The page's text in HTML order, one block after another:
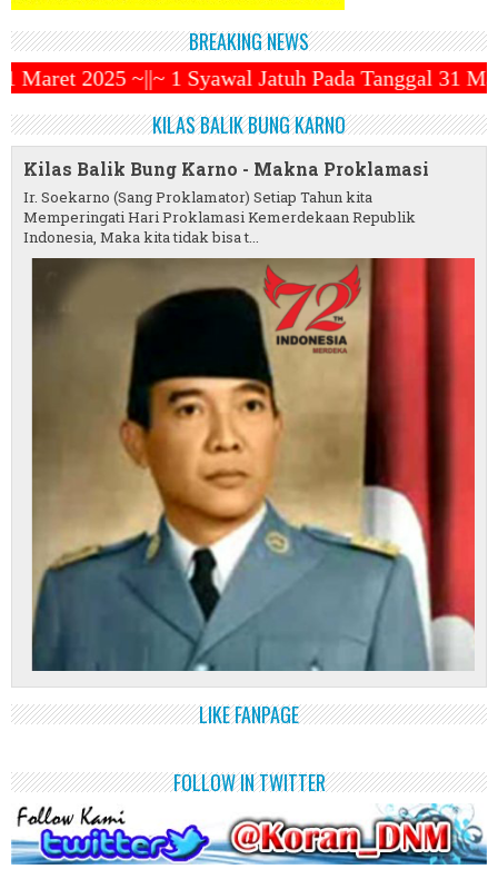
BREAKING NEWS
Jatuh Pada Tanggal 31 Maret 2025 ~||~
KILAS BALIK BUNG KARNO
Kilas Balik Bung Karno - Makna Proklamasi
Ir. Soekarno (Sang Proklamator) Setiap Tahun kita
Memperingati Hari Proklamasi Kemerdekaan Republik
Indonesia, Maka kita tidak bisa t...
LIKE FANPAGE
FOLLOW IN TWITTER